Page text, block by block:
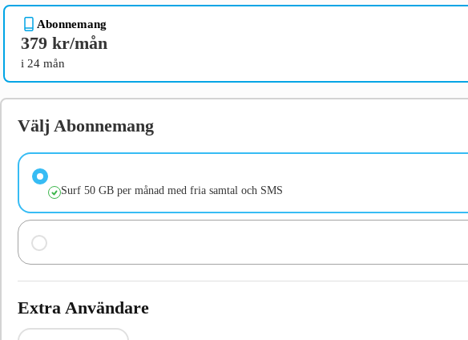
Abonnemang
379 kr/mån
i 24 mån
Välj Abonnemang
Surf 50 GB per månad med fria samtal och SMS
Extra Användare